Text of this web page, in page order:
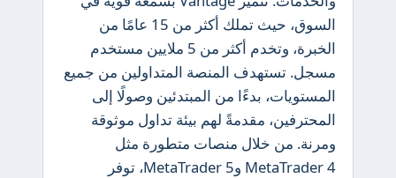
السوق، حيث تملك أكثر من 15 عامًا من
الخبرة، وتخدم أكثر من 5 ملايين مستخدم
مسجل. تستهدف المنصة المتداولين من جميع
المستويات، بدءًا من المبتدئين وصولًا إلى
المحترفين، مقدمةً لهم بيئة تداول موثوقة
ومرنة. من خلال منصات متطورة مثل
MetaTrader 4 وMetaTrader 5، توفر